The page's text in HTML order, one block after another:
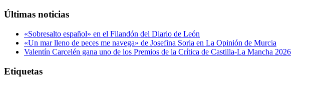
Últimas noticias
«Sobresalto español» en el Filandón del Diario de León
«Un mar lleno de peces me navega» de Josefina Soria en La Opinión de Murcia
Valentín Carcelén gana uno de los Premios de la Crítica de Castilla-La Mancha 2026
Etiquetas